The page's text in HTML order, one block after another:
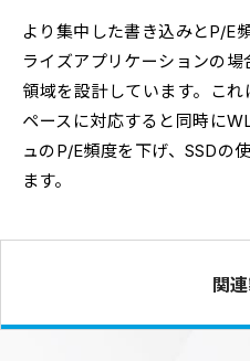
より集中した書き込みとP/E
ライズアプリケーションの
領域を設計しています。こ
ペースに対応すると同時に
ュのP/E頻度を下げ、SSDの
ます。
関